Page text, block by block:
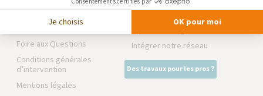
Devenir franchisé
Foire aux Questions
Conditions générales
d’intervention
Mentions légales
Expert Bricolage
Intégrer notre réseau
Des travaux pour les pros ?
Je choisis OK pour moi